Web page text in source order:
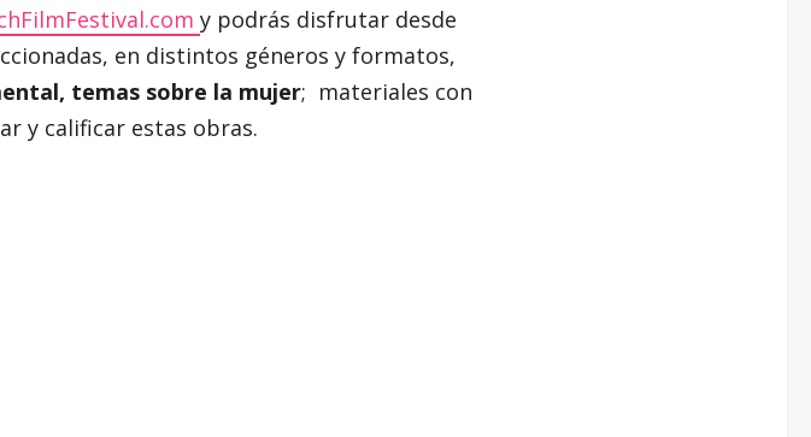
y podrás disfrutar desde
en distintos géneros y formatos,
temas sobre la mujer; materiales con
y calificar estas obras.